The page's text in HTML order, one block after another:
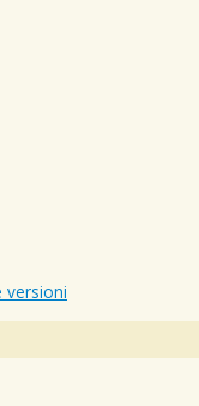
versioni